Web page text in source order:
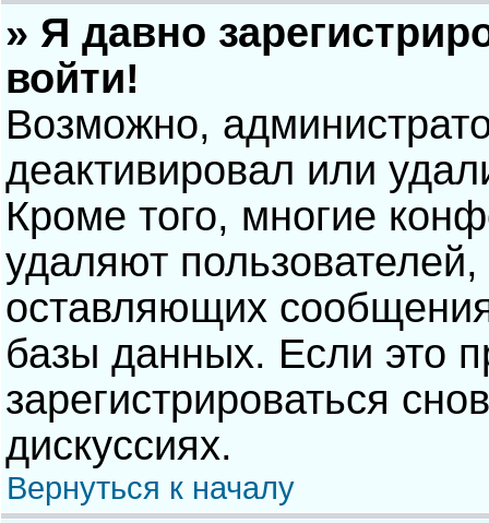
» Я давно
войти!
Возможно,
деактивировал или
Кроме того, многие
удаляют
оставляющих
базы данных. Если это
зарегистрироваться
дискуссиях.
Вернуться к началу